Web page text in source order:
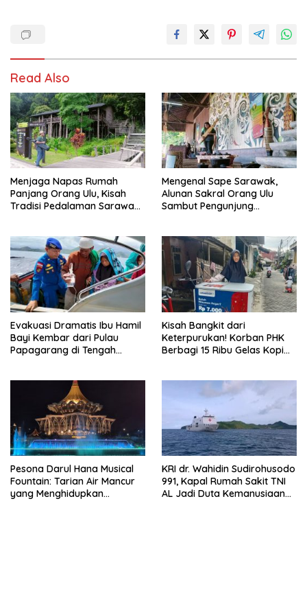
Read Also
Menjaga Napas Rumah
Panjang Orang Ulu, Kisah
Tradisi Pedalaman Sarawak
Mengenal Sape Sarawak,
Alunan Sakral Orang Ulu
Sambut Pengunjung
Evakuasi Dramatis Ibu Hamil
Bayi Kembar dari Pulau
Papagarang di Tengah
Kisah Bangkit dari
Keterpurukan! Korban PHK
Berbagi 15 Ribu Gelas Kopi
Pesona Darul Hana Musical
Fountain: Tarian Air Mancur
yang Menghidupkan
KRI dr. Wahidin Sudirohusodo
991, Kapal Rumah Sakit TNI
AL Jadi Duta Kemanusiaan